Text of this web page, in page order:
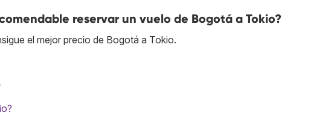
reservar un vuelo de Bogotá a Tokio?
el mejor precio de Bogotá a Tokio.